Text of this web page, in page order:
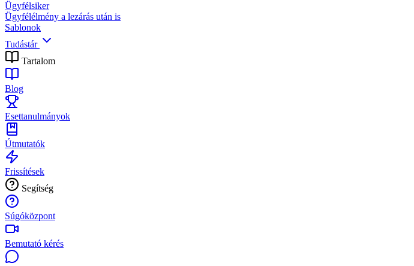
Ügyfélsiker
Ügyfélélmény a lezárás után is
Sablonok
Tudástár
Tartalom
Blog
Esettanulmányok
Útmutatók
Frissítések
Segítség
Súgóközpont
Bemutató kérés